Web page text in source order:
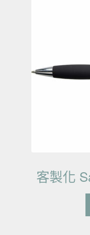
客製化